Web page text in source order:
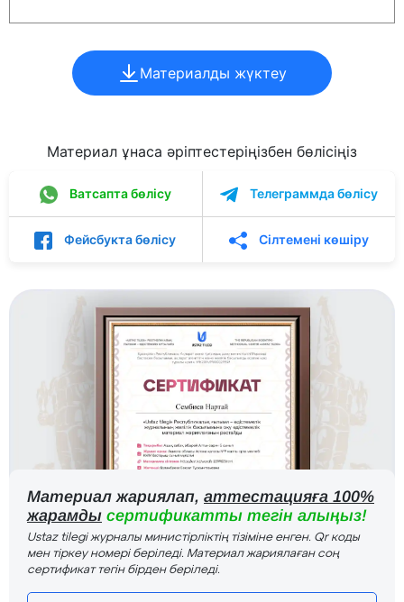
Материалды жүктеу
Материал ұнаса әріптестеріңізбен бөлісіңіз
Ватсапта бөлісу Телеграммда бөлісу
Фейсбукта бөлісу Сілтемені көшіру
Материал жариялап, аттестацияға 100%
жарамды сертификатты тегін алыңыз!
Ustaz tilegi журналы министірліктің тізіміне енген. Qr коды
мен тіркеу номері беріледі. Материал жариялаған соң
сертификат тегін бірден беріледі.